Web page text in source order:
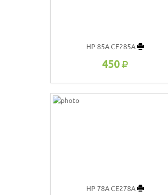
HP 85A CE285A
450
HP 78A CE278A